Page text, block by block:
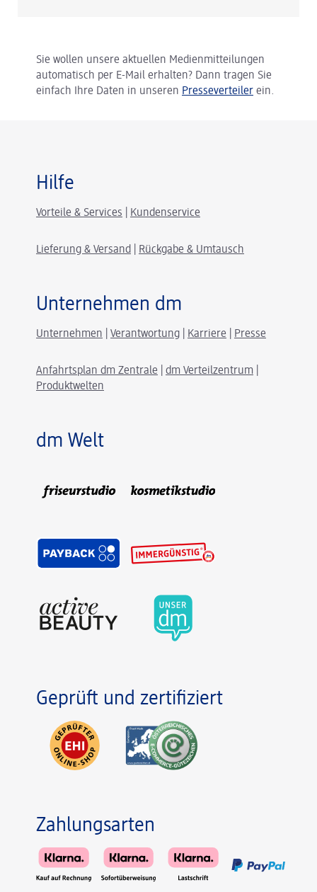
Sie wollen unsere aktuellen Medienmitteilungen
automatisch per E-Mail erhalten? Dann tragen Sie
einfach Ihre Daten in unseren Presseverteiler ein.
Hilfe
Vorteile & Services Kundenservice
Lieferung & Versand Rückgabe & Umtausch
Unternehmen dm
Unternehmen Verantwortung Karriere Presse
Anfahrtsplan dm Zentrale dm Verteilzentrum
Produktwelten
dm Welt
Geprüft und zertifiziert
Zahlungsarten